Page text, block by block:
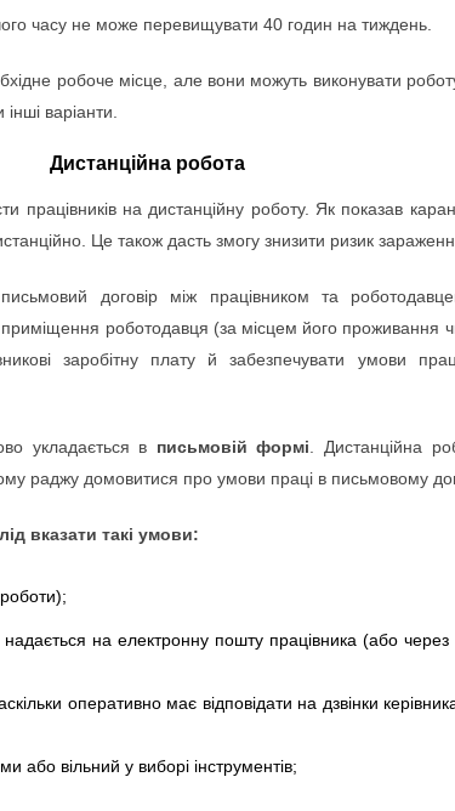
часу не може перевищувати 40 годин на тиждень.
робоче місце, але вони можуть виконувати
варіанти.
Дистанційна робота
працівників на дистанційну роботу. Як показав
Це також дасть змогу знизити ризик
договір між працівником та
роботодавця (за місцем його проживання
заробітну плату й забезпечувати умови
укладається в письмовій формі . Дистанційна
раджу домовитися про умови праці в письмовому
вказати такі умови:
на електронну пошту працівника (або
оперативно має відповідати на дзвінки
або вільний у виборі інструментів;